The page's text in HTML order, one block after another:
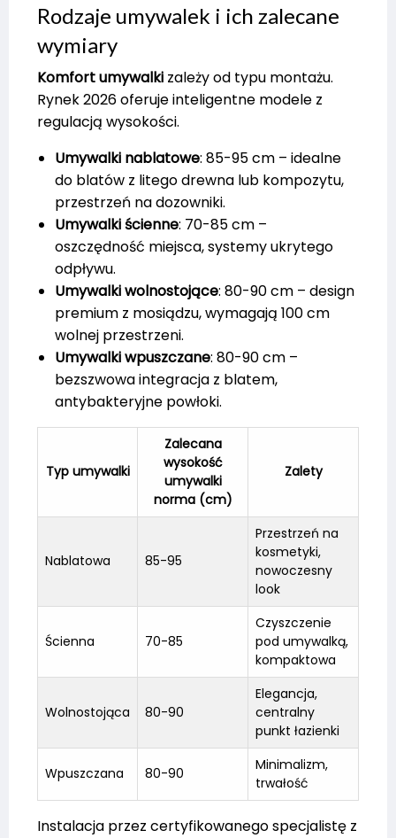
Rodzaje umywalek i ich zalecane
wymiary
Komfort umywalki zależy od typu montażu.
Rynek 2026 oferuje inteligentne modele z
regulacją wysokości.
Umywalki nablatowe: 85-95 cm – idealne
do blatów z litego drewna lub kompozytu,
przestrzeń na dozowniki.
Umywalki ścienne: 70-85 cm –
oszczędność miejsca, systemy ukrytego
odpływu.
Umywalki wolnostojące: 80-90 cm – design
premium z mosiądzu, wymagają 100 cm
wolnej przestrzeni.
Umywalki wpuszczane: 80-90 cm –
bezszwowa integracja z blatem,
antybakteryjne powłoki.
Typ umywalki
Zalecana
wysokość
umywalki
norma(cm)
Zalety
Nablatowa 85-95
Przestrzeń na
kosmetyki,
nowoczesny
look
Ścienna 70-85
Czyszczenie
pod umywalką,
kompaktowa
Wolnostojąca 80-90
Elegancja,
centralny
punkt łazienki
Wpuszczana 80-90
Minimalizm,
trwałość
Instalacja przez certyfikowanego specjalistę z